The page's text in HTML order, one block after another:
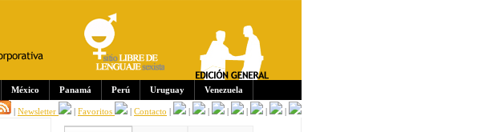
México Panamá Perú Uruguay Venezuela
| Newsletter | Favoritos | Contacto | | | | | | |